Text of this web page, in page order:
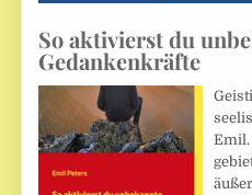
So aktivierst du
Gedankenkräfte
Emil.